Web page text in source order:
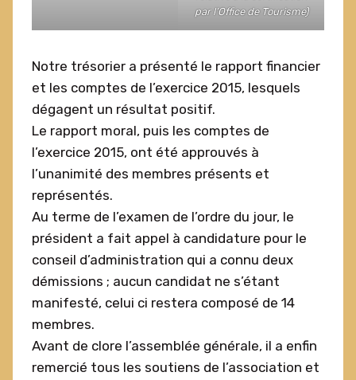
par l’Office de Tourisme)
Notre trésorier a présenté le rapport financier
et les comptes de l’exercice 2015, lesquels
dégagent un résultat positif.
Le rapport moral, puis les comptes de
l’exercice 2015, ont été approuvés à
l’unanimité des membres présents et
représentés.
Au terme de l’examen de l’ordre du jour, le
président a fait appel à candidature pour le
conseil d’administration qui a connu deux
démissions ; aucun candidat ne s’étant
manifesté, celui ci restera composé de 14
membres.
Avant de clore l’assemblée générale, il a enfin
remercié tous les soutiens de l’association et